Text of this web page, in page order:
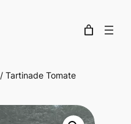
/ Tartinade Tomate